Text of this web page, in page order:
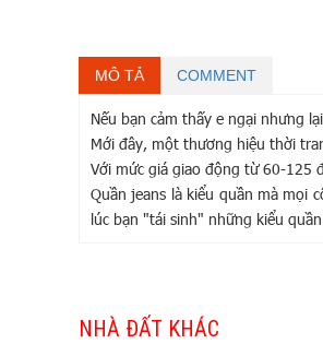
MÔ TẢ COMMENT
Nếu bạn cảm thấy e ngại nhưng
Mới đây, một thương hiệu thời
Với mức giá giao động từ 60-125
Quần jeans là kiểu quần mà mọi
lúc bạn "tái sinh" những kiểu
NHÀ ĐẤT KHÁC